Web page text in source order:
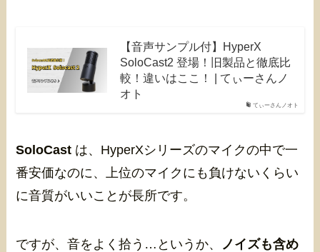
てぃーさんノオト
【音声サンプル付】HyperX
SoloCast2 登場！旧製品と徹底比
較！違いはここ！ | てぃーさんノ
オト
SoloCast は、HyperXシリーズのマイクの中で一
番安価なのに、上位のマイクにも負けないくらい
に音質がいいことが長所です。
ですが、音をよく拾う…というか、
ノイズも含め